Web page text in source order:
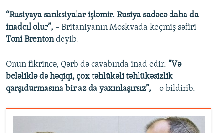
“Rusiyaya sanksiyalar işləmir. Rusiya sadəcə daha da
inadcıl olur”, – Britaniyanın Moskvada keçmiş səfiri
Toni Brentondeyib.
Onun fikrincə, Qərb də cavabında inad edir. “Və
beləliklə də həqiqi, çox təhlükəli təhlükəsizlik
qarşıdurmasına bir az da yaxınlaşırsız”, – o bildirib.